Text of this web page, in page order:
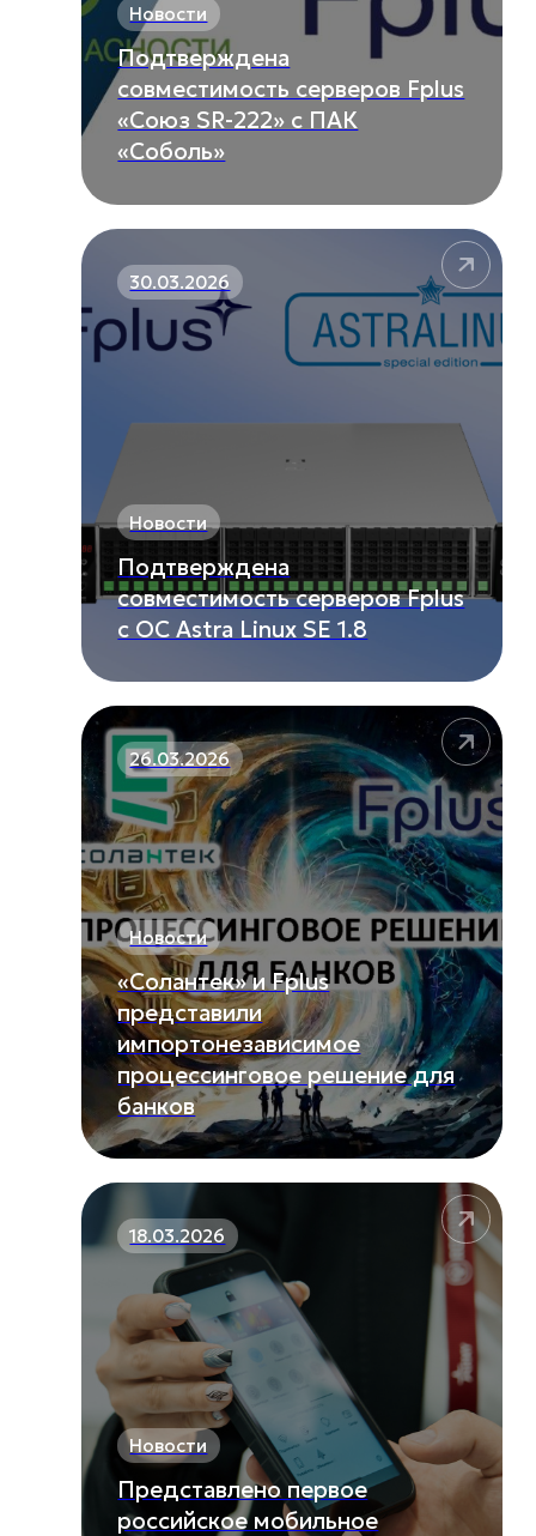
Новости
Подтверждена
совместимость серверов Fplus
«Союз SR-222» с ПАК
«Соболь»
30.03.2026
Новости
Подтверждена
совместимость серверов Fplus
с ОС Astra Linux SE 1.8
26.03.2026
Новости
«Солантек» и Fplus
представили
импортонезависимое
процессинговое решение для
банков
18.03.2026
Новости
Представлено первое
российское мобильное